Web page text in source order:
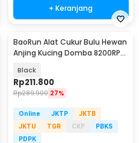
+ Keranjang
BaoRun Alat Cukur Bulu Hewan
Anjing Kucing Domba 8200RPM
Black
Rp211.800
Rp289.900 27%
Online JKTP
JKTB
JKTU
TGR CKP
PBKS
PDPK